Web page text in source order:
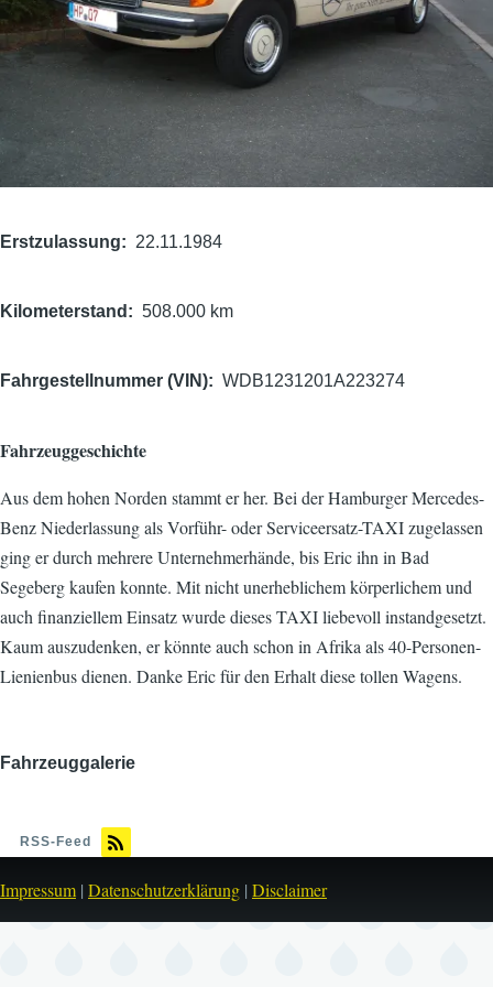
Erstzulassung 22.11.1984
Kilometerstand 508.000 km
Fahrgestellnummer (VIN) WDB1231201A223274
Fahrzeuggeschichte
Aus dem hohen Norden stammt er her. Bei der Hamburger Mercedes-
Benz Niederlassung als Vorführ- oder Serviceersatz-TAXI zugelassen
ging er durch mehrere Unternehmerhände, bis Eric ihn in Bad
Segeberg kaufen konnte. Mit nicht unerheblichem körperlichem und
auch finanziellem Einsatz wurde dieses TAXI liebevoll instandgesetzt.
Kaum auszudenken, er könnte auch schon in Afrika als 40-Personen-
Lienienbus dienen. Danke Eric für den Erhalt diese tollen Wagens.
Fahrzeuggalerie
RSS-Feed
Impressum | Datenschutzerklärung | Disclaimer